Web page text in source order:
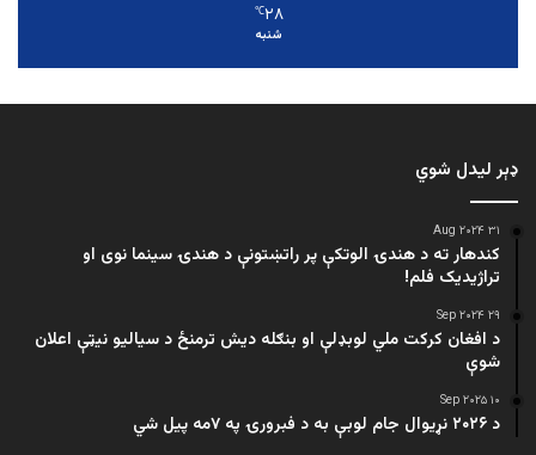
۲۸℃
شنبه
ډېر لیدل شوي
۳۱ Aug ۲۰۲۴
کندهار ته د هندۍ الوتکې پر راتښتونې د هندۍ سینما نوی او
تراژيديک فلم!
۲۹ Sep ۲۰۲۴
د افغان کرکت ملي لوبډلې او بنګله دیش ترمنځ د سیالیو نیټې اعلان
شوې
۱۰ Sep ۲۰۲۵
د ۲۰۲۶ نړیوال جام لوبې به د فبرورۍ په ۷مه پیل شي